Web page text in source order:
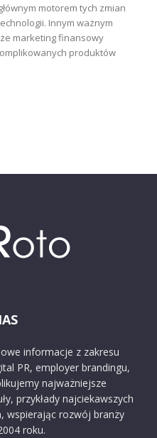
motorem tych zmian
Innym ważnym
marketing finansowy
produktów
informacje z zakresu
PR, employer brandingu,
najważniejsze
przykłady najciekawszych
wspierając rozwój branży
roku.